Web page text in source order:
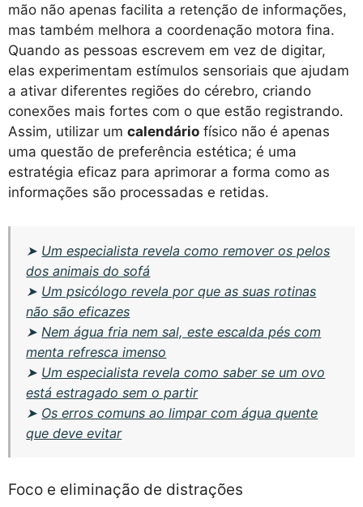
mão não apenas facilita a retenção de informações,
mas também melhora a coordenação motora fina.
Quando as pessoas escrevem em vez de digitar,
elas experimentam estímulos sensoriais que ajudam
a ativar diferentes regiões do cérebro, criando
conexões mais fortes com o que estão registrando.
Assim, utilizar um calendário físico não é apenas
uma questão de preferência estética; é uma
estratégia eficaz para aprimorar a forma como as
informações são processadas e retidas.
➤ Um especialista revela como remover os pelos
dos animais do sofá
➤ Um psicólogo revela por que as suas rotinas
não são eficazes
➤ Nem água fria nem sal, este escalda pés com
menta refresca imenso
➤ Um especialista revela como saber se um ovo
está estragado sem o partir
➤ Os erros comuns ao limpar com água quente
que deve evitar
Foco e eliminação de distrações